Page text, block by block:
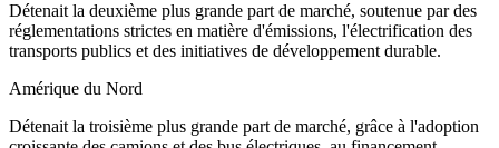
Détenait la deuxième plus grande part de marché, soutenue par des
réglementations strictes en matière d'émissions, l'électrification des
transports publics et des initiatives de développement durable.
Amérique du Nord
Détenait la troisième plus grande part de marché, grâce à l'adoption